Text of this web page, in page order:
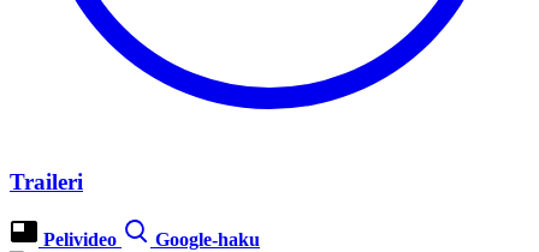
Traileri
Pelivideo Google-haku